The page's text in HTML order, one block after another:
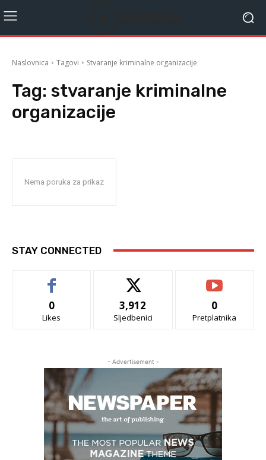
Naslovnica Tagovi Stvaranje kriminalne organizacije
Tag: stvaranje kriminalne
organizacije
Nema poruka za prikaz
STAY CONNECTED
0
Likes
3,912
Sljedbenici
0
Pretplatnika
- Advertisement -